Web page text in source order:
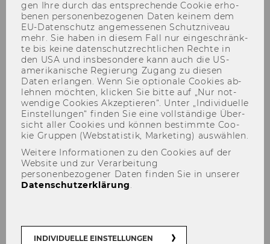
in Europe
npoAustria | npoBarometer 2025:
Bericht jetzt zum kostenlosen Download
verfügbar
Institut für Public und Nonprofit
Management (JKU) | Präsentationen auf
der AOM 2025 in Kopenhagen
Universität Graz | Raues Klima der
Gesellschaft: Österreichs Soziolog:innen
tagten an der Uni Graz
gen Ihre durch das ent­spre­chen­de Coo­kie er­ho­
be­nen per­so­nen­be­zo­ge­nen Daten kei­nem dem
EU-​Datenschutz an­ge­mes­se­nen Schutz­ni­veau
mehr. Sie haben in die­sem Fall nur ein­ge­schränk­
te bis keine da­ten­schutz­recht­li­chen Rech­te in
den USA und ins­be­son­de­re kann auch die US-​
amerikanische Re­gie­rung Zu­gang zu die­sen
Daten er­lan­gen. Wenn Sie op­tio­na­le Coo­kies ab­
leh­nen möch­ten, kli­cken Sie bitte auf „Nur not­
wen­di­ge Coo­kies Ak­zep­tie­ren“. Unter „In­di­vi­du­el­le
Ein­stel­lun­gen“ fin­den Sie eine voll­stän­di­ge Über­
sicht aller Coo­kies und kön­nen be­stimm­te Coo­
kie Grup­pen (Web­sta­tis­tik, Mar­ke­ting) aus­wäh­len.
Weitere Informationen zu den Cookies auf der
Website und zur Verarbeitung
personenbezogener Daten finden Sie in unserer
Datenschutzerklärung.
INDIVIDUELLE EINSTELLUNGEN